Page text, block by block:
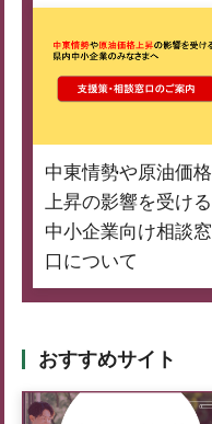
中東情勢や原油価格
上昇の影響を受ける
中小企業向け相談窓
口について
おすすめサイト